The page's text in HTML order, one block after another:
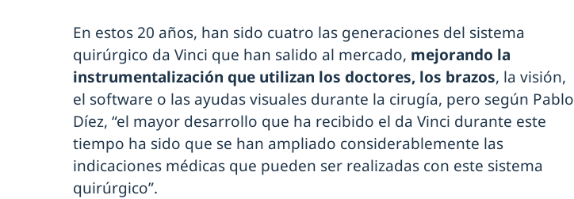
En estos 20 años, han sido cuatro las generaciones del sistema
quirúrgico da Vinci que han salido al mercado, mejorando la
instrumentalización que utilizan los doctores, los brazos, la visión,
el software o las ayudas visuales durante la cirugía, pero según Pablo
Díez, “el mayor desarrollo que ha recibido el da Vinci durante este
tiempo ha sido que se han ampliado considerablemente las
indicaciones médicas que pueden ser realizadas con este sistema
quirúrgico”.